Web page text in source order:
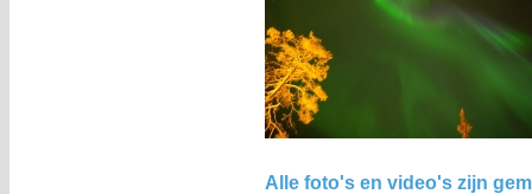
Alle foto's en video's zijn